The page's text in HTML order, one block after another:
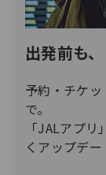
出発前も
予約・チケ
で。
「JALアプ
くアップデー